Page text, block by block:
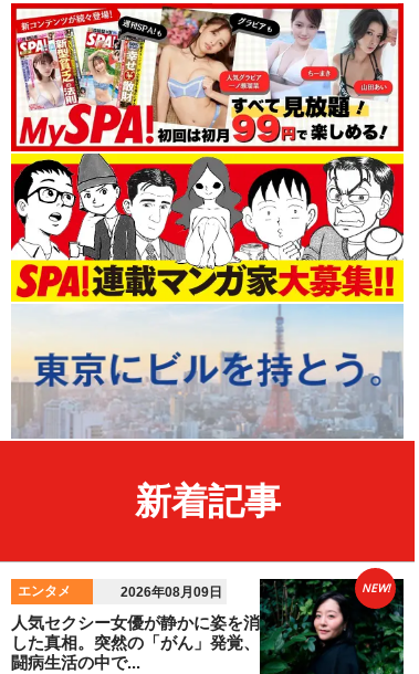
新着記事
エンタメ 2026年08月09日
人気セクシー女優が静かに姿を消
した真相。突然の「がん」発覚、
闘病生活の中で...
NEW!